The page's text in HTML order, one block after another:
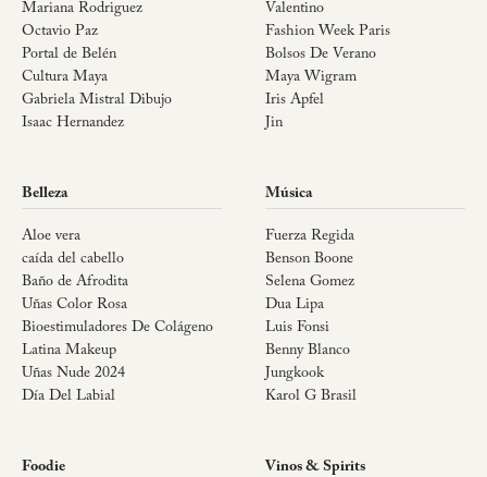
Mariana Rodriguez
Octavio Paz
Portal de Belén
Cultura Maya
Gabriela Mistral Dibujo
Isaac Hernandez
Valentino
Fashion Week Paris
Bolsos De Verano
Maya Wigram
Iris Apfel
Jin
Belleza
Aloe vera
caída del cabello
Baño de Afrodita
Uñas Color Rosa
Bioestimuladores De Colágeno
Latina Makeup
Uñas Nude 2024
Día Del Labial
Música
Fuerza Regida
Benson Boone
Selena Gomez
Dua Lipa
Luis Fonsi
Benny Blanco
Jungkook
Karol G Brasil
Foodie Vinos & Spirits